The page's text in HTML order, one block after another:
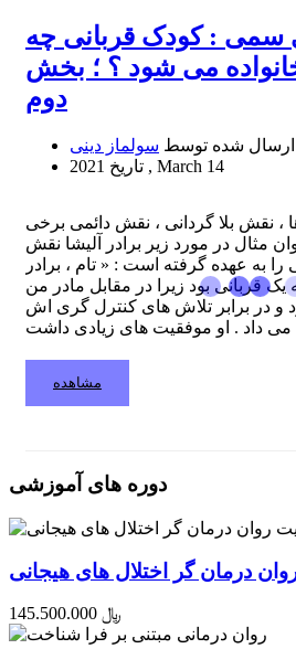
سمی : کودک قربانی چه
می شود ؟ ؛ بخش
دوم
ارسال شده توسط سولماز دینی
تاریخ 2021 , March 14
، نقش بلا گردانی ، نقش دائمی برخی
مثال در مورد زیر برادر آلیشا نقش
را به عهده گرفته است : « تام ، برادر
قربانی بود زیرا در مقابل مادر من
و در برابر تلاش های کنترل گری اش
مشاهده
دوره های آموزشی
درمان گر اختلال های هیجانی
145.500.000 ﷼